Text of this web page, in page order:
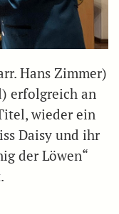
Hans Zimmer)
erfolgreich an
wieder ein
Daisy und ihr
der Löwen“